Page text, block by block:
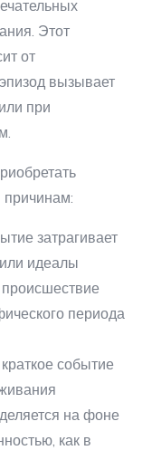
Этот
от
вызывает
при
причинам:
затрагивает
идеалы
периода
событие
на фоне
как в